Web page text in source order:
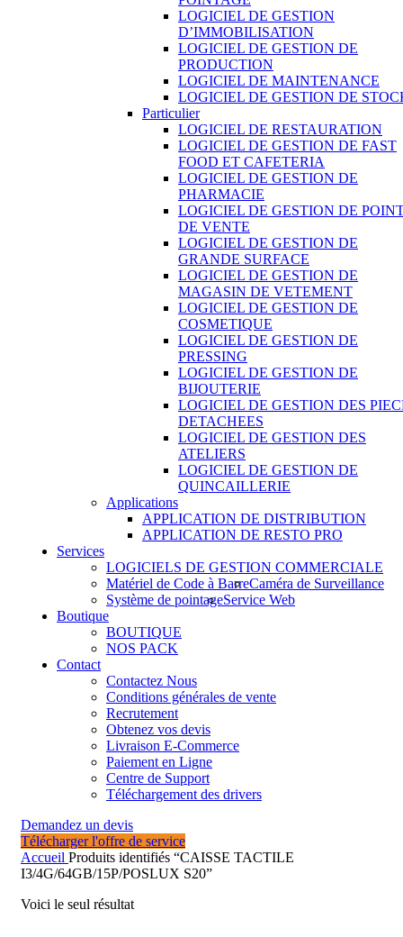
LOGICIEL DE GESTION
D’IMMOBILISATION
LOGICIEL DE GESTION DE
PRODUCTION
LOGICIEL DE MAINTENANCE
LOGICIEL DE GESTION DE
Particulier
LOGICIEL DE RESTAURATION
LOGICIEL DE GESTION DE FAST
FOOD ET CAFETERIA
LOGICIEL DE GESTION DE
PHARMACIE
LOGICIEL DE GESTION DE
DE VENTE
LOGICIEL DE GESTION DE
GRANDE SURFACE
LOGICIEL DE GESTION DE
MAGASIN DE VETEMENT
LOGICIEL DE GESTION DE
COSMETIQUE
LOGICIEL DE GESTION DE
PRESSING
LOGICIEL DE GESTION DE
BIJOUTERIE
LOGICIEL DE GESTION DES
DETACHEES
LOGICIEL DE GESTION DES
ATELIERS
LOGICIEL DE GESTION DE
QUINCAILLERIE
Applications
APPLICATION DE DISTRIBUTION
APPLICATION DE RESTO PRO
Services
LOGICIELS DE GESTION COMMERCIALE
Matériel de Code à BarreCaméra de Surveillance
Système de pointageService Web
Boutique
BOUTIQUE
NOS PACK
Contact
Contactez Nous
Conditions générales de vente
Recrutement
Obtenez vos devis
Livraison E-Commerce
Paiement en Ligne
Centre de Support
Téléchargement des drivers
Demandez un devis
Télécharger l'offre de service
Accueil Produits identifiés “CAISSE TACTILE
I3/4G/64GB/15P/POSLUX S20”
Voici le seul résultat